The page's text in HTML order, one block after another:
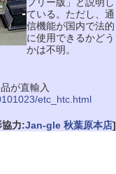
ている。ただし、通
信機能が国内で法的
に使用できるかどう
かは不明。
が直輸入
etc_htc.html
協力:Jan-gle 秋葉原本店]